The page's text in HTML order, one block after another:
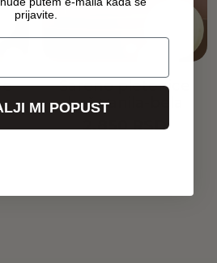
Šarene pletenice
bež-vanila-bela
2.850RSD
prijavite.
MI POPUST